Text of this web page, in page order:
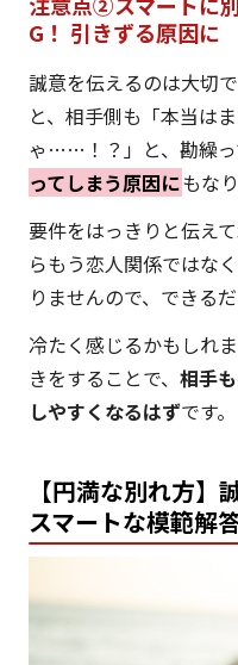
G！ 引きずる原因に
誠意を伝えるのは大切
と、相手側も「本当は
ゃ……！？」と、勘繰っ
ってしまう原因にもな
要件をはっきりと伝え
らもう恋人関係ではな
りませんので、できる
冷たく感じるかもしれ
きをすることで、 相手
しやすくなるはずです。
【円満な別れ方】
スマートな模範解